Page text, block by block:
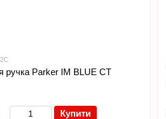
ручка Parker IM BLUE CT
Купити